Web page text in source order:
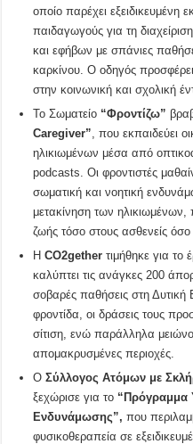
οποίο παρέχει εξειδικευμένη
παιδαγωγούς για τη
και εφήβων με σπάνιες
καρκίνου. Ο οδηγός
στην κοινωνική και σχολική
Το Σωματείο “Φροντίζω”
Caregiver” , που εκπαιδεύει
ηλικιωμένων μέσα από
podcasts. Οι φροντιστές
σωματική και νοητική
μετακίνηση των ηλικιωμένων,
ζωής τόσο στους ασθενείς όσο
ΗCO2gether τιμήθηκε για το
καλύπτει τις ανάγκες 200
σοβαρές παθήσεις στη
φροντίδα, οι δράσεις τους
σίτιση, ενώ παράλληλα
απομακρυσμένες περιοχές.
ΟΣύλλογος Ατόμων με
ξεχώρισε για το “Πρόγραμμα
Ενδυνάμωσης”, που
φυσικοθεραπεία σε